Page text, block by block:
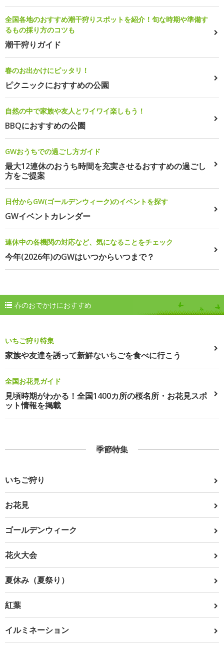
全国各地のおすすめ潮干狩りスポットを紹介！旬な時期や準備す
るもの採り方のコツも
潮干狩りガイド
春のお出かけにピッタリ！
ピクニックにおすすめの公園
自然の中で家族や友人とワイワイ楽しもう！
BBQにおすすめの公園
GWおうちでの過ごし方ガイド
最大12連休のおうち時間を充実させるおすすめの過ごし
方をご提案
日付からGW(ゴールデンウィーク)のイベントを探す
GWイベントカレンダー
連休中の各機関の対応など、気になることをチェック
今年(2026年)のGWはいつからいつまで？
春のおでかけにおすすめ
いちご狩り特集
家族や友達を誘って新鮮ないちごを食べに行こう
全国お花見ガイド
見頃時期がわかる！全国1400カ所の桜名所・お花見スポ
ット情報を掲載
季節特集
いちご狩り
お花見
ゴールデンウィーク
花火大会
夏休み（夏祭り）
紅葉
イルミネーション